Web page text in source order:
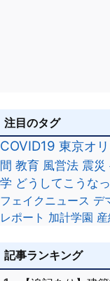
注目のタグ
COVID19 東京オ
間 教育 風営法 震災
学 どうしてこうな
フェイクニュース デ
レポート 加計学園
記事ランキング